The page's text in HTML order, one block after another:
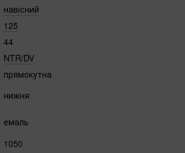
навісний
125
44
NTR/DV
прямокутна
нижня
емаль
1050